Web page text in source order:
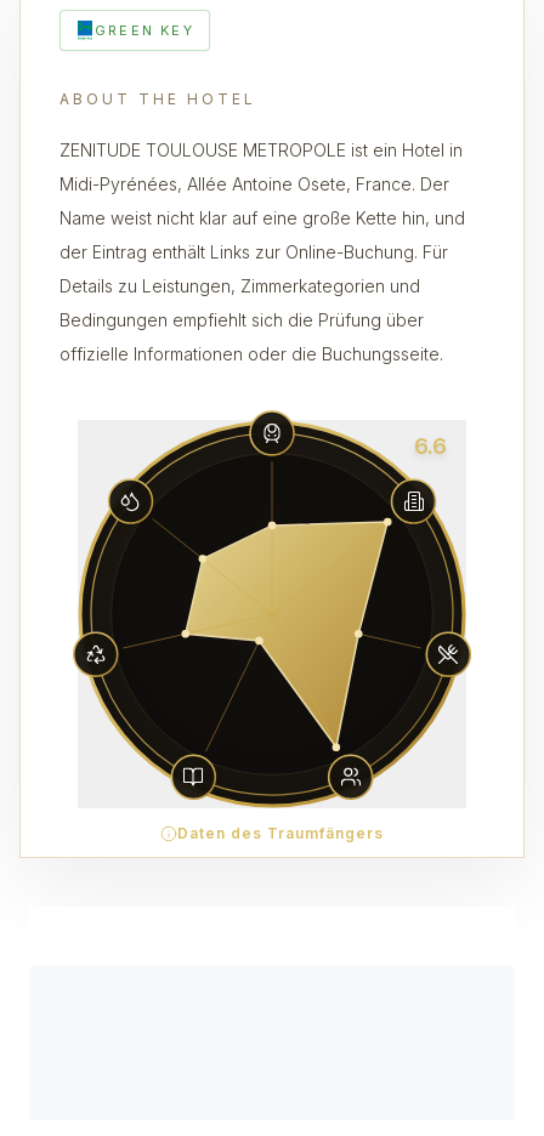
GREEN KEY
ABOUT THE HOTEL
ZENITUDE TOULOUSE METROPOLE ist ein Hotel in
Midi-Pyrénées, Allée Antoine Osete, France. Der
Name weist nicht klar auf eine große Kette hin, und
der Eintrag enthält Links zur Online-Buchung. Für
Details zu Leistungen, Zimmerkategorien und
Bedingungen empfiehlt sich die Prüfung über
offizielle Informationen oder die Buchungsseite.
6.6
Daten des Traumfängers